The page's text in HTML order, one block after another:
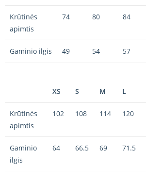
Krūtinės
apimtis
74 80 84
Gaminio ilgis 49 54 57
XS S M L
Krūtinės
apimtis
102 108 114 120
Gaminio
ilgis
64 66.5 69 71.5